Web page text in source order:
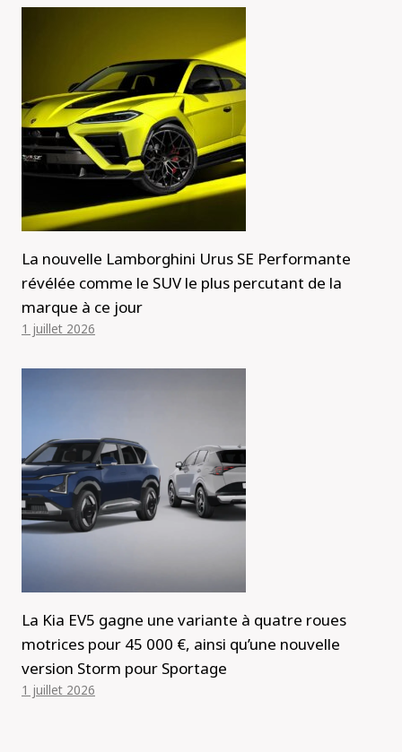
La nouvelle Lamborghini Urus SE Performante
révélée comme le SUV le plus percutant de la
marque à ce jour
1 juillet 2026
La Kia EV5 gagne une variante à quatre roues
motrices pour 45 000 €, ainsi qu’une nouvelle
version Storm pour Sportage
1 juillet 2026